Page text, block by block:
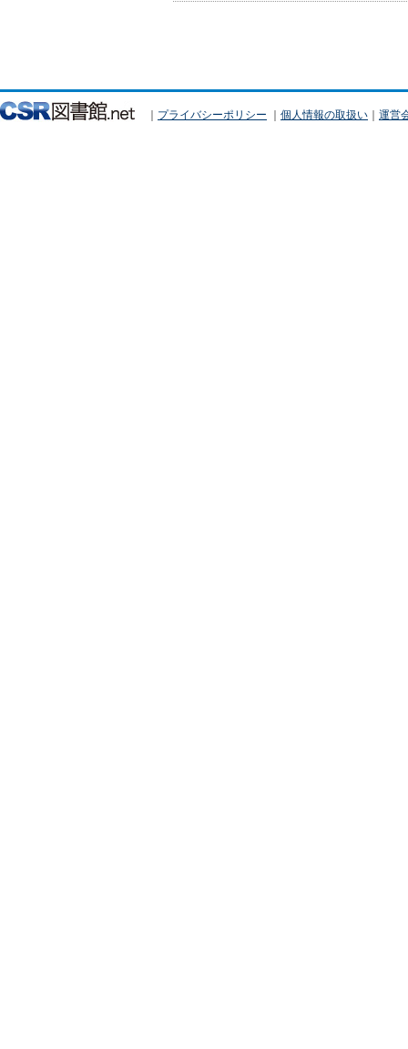
｜ プライバシーポリシー ｜ 個人情報の取扱い ｜ 運営